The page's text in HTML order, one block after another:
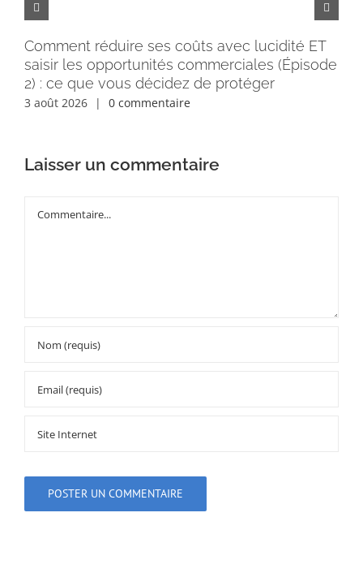
Comment réduire ses coûts avec lucidité ET
saisir les opportunités commerciales (Épisode
2) : ce que vous décidez de protéger
3 août 2026 | 0 commentaire
Laisser un commentaire
Commentaire